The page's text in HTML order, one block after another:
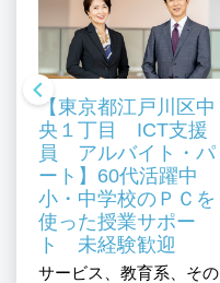
【東京都江戸川区中
央１丁目 ICT支援
員 アルバイト・パ
ート】60代活躍中
小・中学校のＰＣを
使った授業サポー
ト 未経験歓迎
サービス、教育系、その